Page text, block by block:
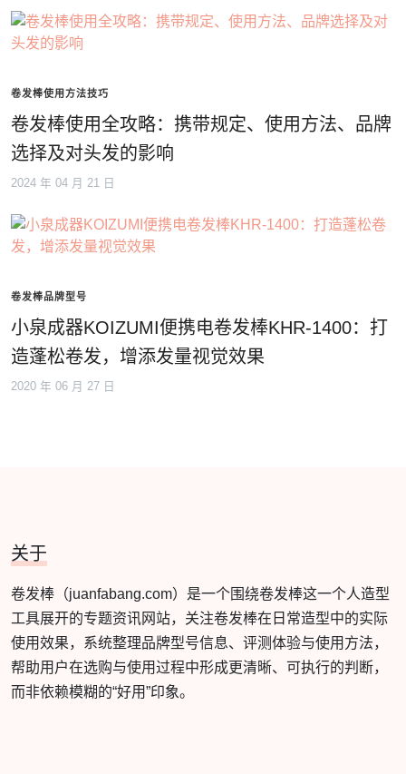
卷发棒使用方法技巧
卷发棒使用全攻略：携带规定、使用方法、品牌
选择及对头发的影响
2024 年 04 月 21 日
卷发棒品牌型号
小泉成器KOIZUMI便携电卷发棒KHR-1400：打
造蓬松卷发，增添发量视觉效果
2020 年 06 月 27 日
关于
卷发棒（juanfabang.com）是一个围绕卷发棒这一个人造型
工具展开的专题资讯网站，关注卷发棒在日常造型中的实际
使用效果，系统整理品牌型号信息、评测体验与使用方法，
帮助用户在选购与使用过程中形成更清晰、可执行的判断，
而非依赖模糊的“好用”印象。